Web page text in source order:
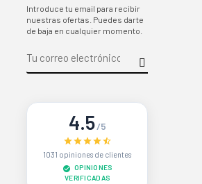
Introduce tu email para recibir
nuestras ofertas. Puedes darte
de baja en cualquier momento.
4.5/5
1031 opiniones de clientes
OPINIONES
VERIFICADAS